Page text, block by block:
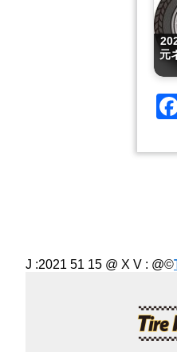
元
J :2021 51 15 @ X V : @©